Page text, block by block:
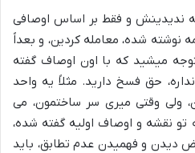
ندیدینش و فقط بر اساس اوصافی
نوشته شده، معامله کردین، و بعداً
میشید که با اون اوصاف گفته
حق فسخ دارید. مثلاً یه واحد
ولی وقتی میری سر ساختمون، می
نقشه و اوصاف اولیه گفته شده،
دیدن و فهمیدن عدم تطابق، باید